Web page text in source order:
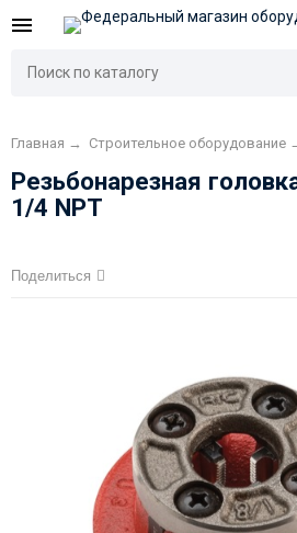
Главная → Строительное оборудование
Резьбонарезная
1/4 NPT
Поделиться